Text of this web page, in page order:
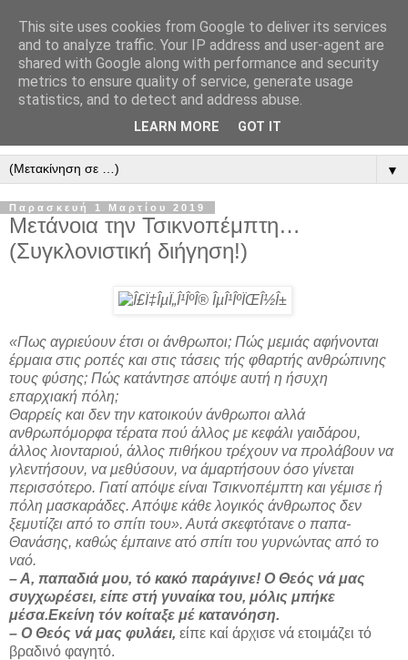
" Εξομολογεῖσθε τῶ Κυρίῳ
"
ὃτι ἀγαθός, ὃτι εἰς τόν αἰῶνα τό ἔλεος αὐτοῦ. Αλληλούϊα.
▼
Παρασκευή 1 Μαρτίου 2019
Μετάνοια την Τσικνοπέμπτη…
(Συγκλονιστική διήγηση!)
«Πως αγριεύουν έτσι οι άνθρωποι; Πώς μεμιάς αφήνονται
έρμαια στις ροπές και στις τάσεις τής φθαρτής ανθρώπινης
τους φύσης; Πώς κατάντησε απόψε αυτή η ήσυχη
επαρχιακή πόλη;
Θαρρείς και δεν την κατοικούν άνθρωποι αλλά
ανθρωπόμορφα τέρατα πού άλλος με κεφάλι γαιδάρου,
άλλος λιονταριού, άλλος πιθήκου τρέχουν να προλάβουν να
γλεντήσουν, να μεθύσουν, να άμαρτήσουν όσο γί­νεται
περισσότερο. Γιατί απόψε είναι Τσικνοπέμπτη και γέμισε ή
πόλη μασκαράδες. Απόψε κάθε λογικός άνθρωπος δεν
ξεμυτίζει από το σπίτι του». Αυτά σκεφτότανε ο παπα-
Θανάσης, καθώς έμπαινε ατό σπίτι του γυρνώντας από το
ναό.
– Α, παπαδιά μου, τό κακό παράγινε! Ο Θεός νά μας
συγχωρέσει, είπε στή γυναίκα του, μόλις μπήκε
μέσα.Εκείνη τόν κοίταξε μέ κατανόηση.
– Ο Θεός νά μας φυλάει, είπε καί άρχισε νά ετοιμάζει τό
βραδινό φαγητό.
This site uses cookies from Google to deliver its services
and to analyze traffic. Your IP address and user-agent are
shared with Google along with performance and security
metrics to ensure quality of service, generate usage
statistics, and to detect and address abuse.
LEARN MORE GOT IT